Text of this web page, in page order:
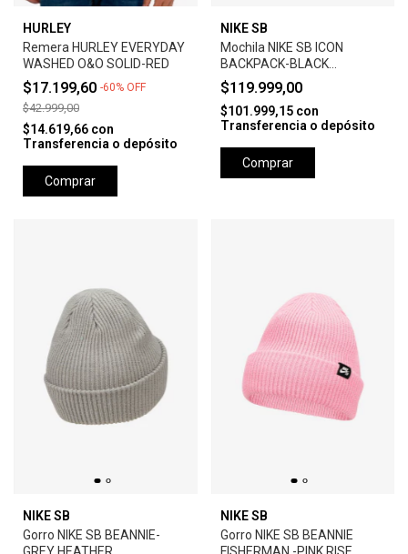
HURLEY
Remera HURLEY EVERYDAY
WASHED O&O SOLID-RED
$17.199,60 -60% OFF
$42.999,00
$14.619,66 con
Transferencia o depósito
Comprar
NIKE SB
Mochila NIKE SB ICON
BACKPACK-BLACK
ANTHRACITE
$119.999,00
$101.999,15 con
Transferencia o depósito
Comprar
NIKE SB
Gorro NIKE SB BEANNIE-
NIKE SB
Gorro NIKE SB BEANNIE